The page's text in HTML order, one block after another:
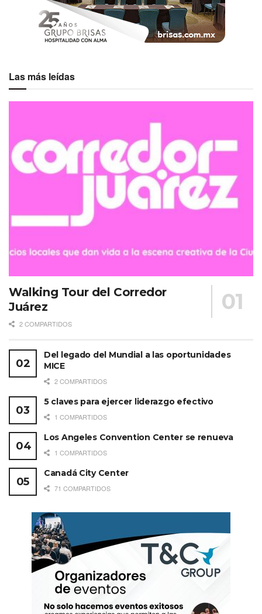
Las más leídas
Walking Tour del Corredor
Juárez
2 COMPARTIDOS
Del legado del Mundial a las oportunidades
MICE
2 COMPARTIDOS
5 claves para ejercer liderazgo efectivo
1 COMPARTIDOS
Los Angeles Convention Center se renueva
1 COMPARTIDOS
Canadá City Center
71 COMPARTIDOS